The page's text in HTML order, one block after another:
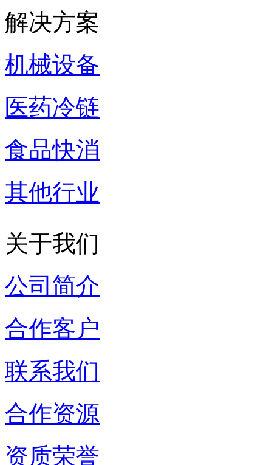
解决方案
机械设备
医药冷链
食品快消
其他行业
关于我们
公司简介
合作客户
联系我们
合作资源
资质荣誉